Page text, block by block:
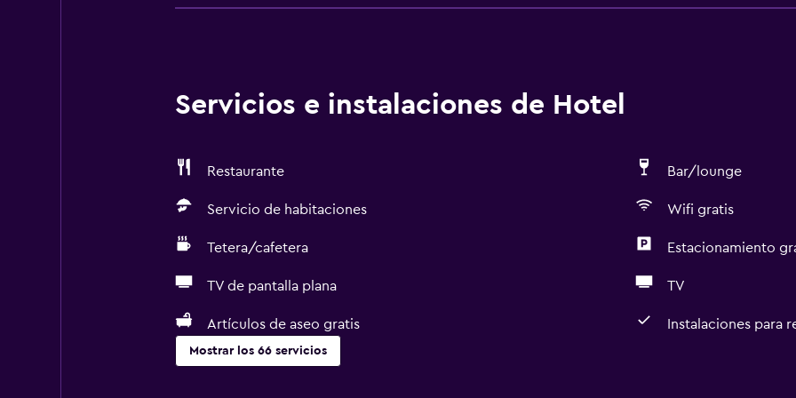
Servicios e instalaciones de Hotel
Restaurante Bar/lounge
Servicio de habitaciones Wifi gratis
Tetera/cafetera Estacionamiento
TV de pantalla plana TV
Artículos de aseo gratis Instalaciones para
Mostrar los 66 servicios